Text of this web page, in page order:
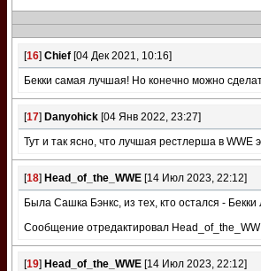
[16] Chief [04 Дек 2021, 10:16]
Бекки самая лучшая! Но конечно можно
[17] Danyohick [04 Янв 2022, 23:27]
Тут и так ясно, что лучшая рестлерша в WWE
[18] Head_of_the_WWE [14 Июл 2023, 22:12]
Была Сашка Бэнкс, из тех, кто остался - Бекки
Сообщение отредактировал
[19] Head_of_the_WWE [14 Июл 2023, 22:12]